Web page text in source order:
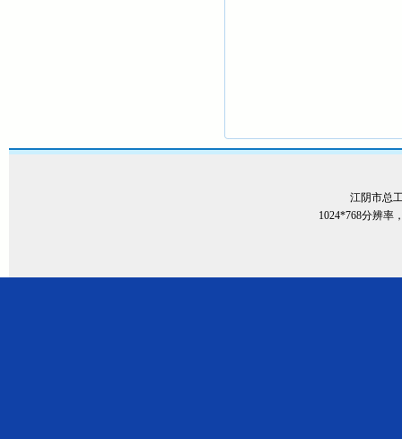
江阴市总
1024*768分辨率